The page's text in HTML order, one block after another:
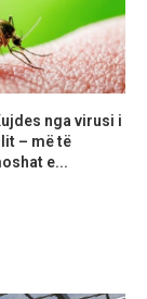
nga virusi i
– më të
e...